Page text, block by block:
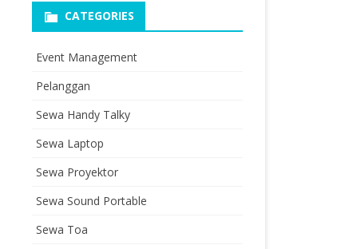
CATEGORIES
Event Management
Pelanggan
Sewa Handy Talky
Sewa Laptop
Sewa Proyektor
Sewa Sound Portable
Sewa Toa